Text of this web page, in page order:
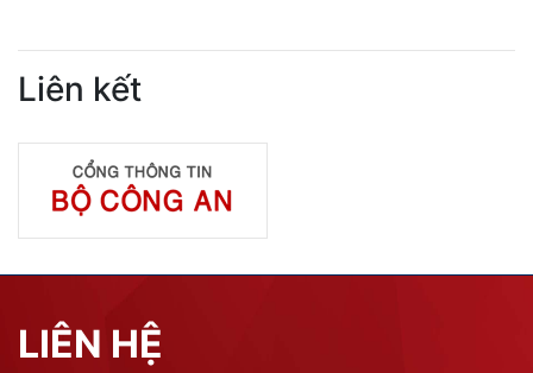
Liên kết
LIÊN HỆ